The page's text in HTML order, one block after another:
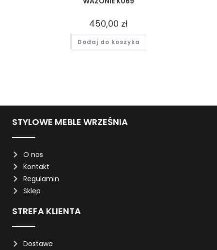
450,00 zł
Dodaj do koszyka
STYLOWE MEBLE WRZEŚNIA
O nas
Kontakt
Regulamin
Sklep
STREFA KLIENTA
Dostawa